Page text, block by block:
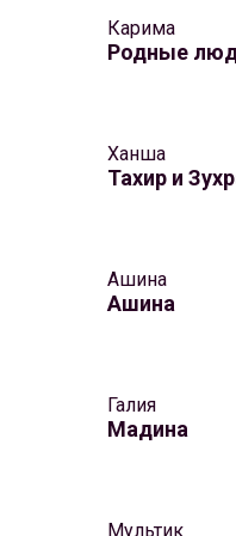
Карима
Родные
Ханша
Тахир и
Ашина
Ашина
Галия
Мадина
Мультик